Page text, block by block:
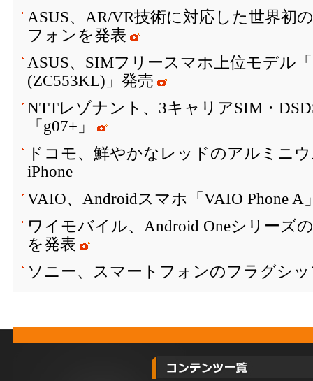
ASUS、AR/VR技術に対応した世界初
フォンを発表
ASUS、SIMフリースマホ上位モデル「
(ZC553KL)」発売
NTTレゾナント、3キャリアSIM・
「g07+」
ドコモ、鮮やかなレッドのアルミニ
iPhone
VAIO、Androidスマホ「VAIO Phone A
ワイモバイル、Android Oneシリーズ
を発表
ソニー、スマートフォンのフラグシ